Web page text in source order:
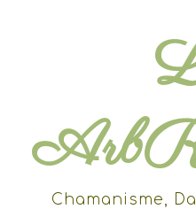
Chamanisme,